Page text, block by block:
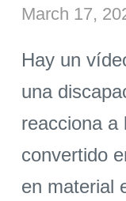
March 17,
Hay un
una
reacciona a
convertido
en material